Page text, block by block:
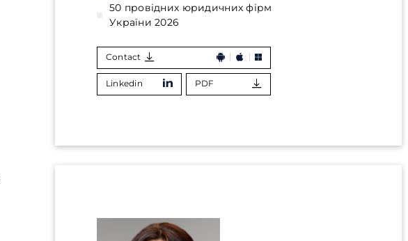
50 провідних юридичних фірм
України 2026
Contact
Linkedin PDF